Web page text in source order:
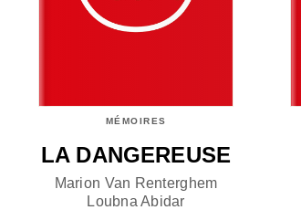
MÉMOIRES
LA DANGEREUSE
Marion Van Renterghem
Loubna Abidar